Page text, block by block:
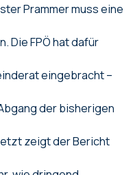
Prammer muss eine
Die FPÖ hat dafür
eingebracht –
der bisherigen
zeigt der Bericht